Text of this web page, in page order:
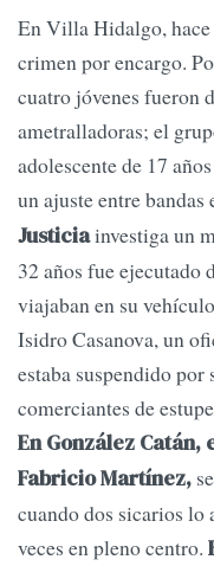
En Villa Hidalgo, hace
crimen por encargo.
cuatro jóvenes fueron
ametralladoras; el
adolescente de 17
un ajuste entre bandas
Justiciainvestiga un
32 años fue ejecutado
viajaban en su
Isidro Casanova, un
estaba suspendido
comerciantes de
En González
Fabricio Martínez,
cuando dos sicarios lo
veces en pleno centro.